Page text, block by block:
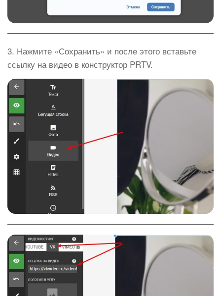
3. Нажмите «Сохранить» и после этого вставьте
ссылку на видео в конструктор PRTV.